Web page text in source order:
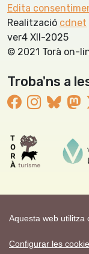
Aquesta web utilitza
Configurar les
Edita
Realització cdnet
ver4 XII-2025
© 2021 Torà on-
Troba'ns a